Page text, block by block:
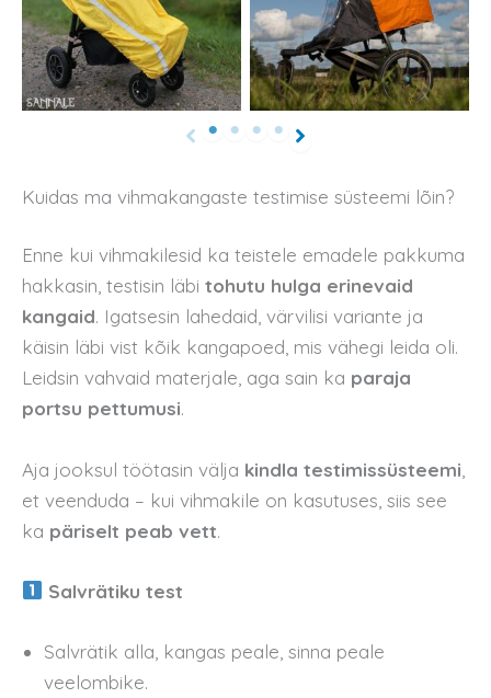
Kuidas ma vihmakangaste testimise süsteemi lõin?
Enne kui vihmakilesid ka teistele emadele pakkuma
hakkasin, testisin läbi tohutu hulga erinevaid
kangaid. Igatsesin lahedaid, värvilisi variante ja
käisin läbi vist kõik kangapoed, mis vähegi leida oli.
Leidsin vahvaid materjale, aga sain ka paraja
portsu pettumusi.
Aja jooksul töötasin välja kindla testimissüsteemi
et veenduda – kui vihmakile on kasutuses, siis see
ka päriselt peab vett.
Salvrätiku test
Salvrätik alla, kangas peale, sinna peale
veelombike.